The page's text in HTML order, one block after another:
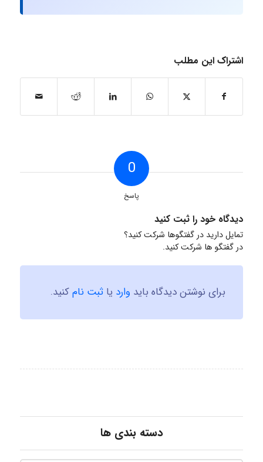
اشتراک این مطلب
0
پاسخ
دیدگاه خود را ثبت کنید
تمایل دارید در گفتگوها شرکت کنید؟
در گفتگو ها شرکت کنید.
برای نوشتن دیدگاه باید وارد یا ثبت نامکنید.
دسته بندی ها